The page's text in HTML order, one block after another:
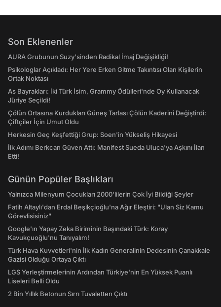
Son Eklenenler
AURA Grubunun Suzy'sinden Radikal İmaj Değişikliği!
Psikologlar Açıkladı: Her Yere Erken Gitme Takıntısı Olan Kişilerin
Ortak Noktası
As Bayrakları: İki Türk İsim, Grammy Ödülleri'nde Oy Kullanacak
Jüriye Seçildi!
Çölün Ortasına Kurdukları Güneş Tarlası Çölün Kaderini Değiştirdi:
Çiftçiler İçin Umut Oldu
Herkesin Geç Keşfettiği Grup: Soen'in Yükseliş Hikayesi
İlk Adımı Berkcan Güven Attı: Manifest Sueda Uluca'ya Aşkını İlan
Etti!
Günün Popüler Başlıkları
Yalnızca Milenyum Çocukları 2000'lilerin Çok İyi Bildiği Şeyler
Fatih Altaylı'dan Erdal Beşikçioğlu'na Ağır Eleştiri: "Ulan Siz Kamu
Görevlisisiniz"
Google'ın Yapay Zeka Biriminin Başındaki Türk: Koray
Kavukçuoğlu'nu Tanıyalım!
Türk Hava Kuvvetleri'nin İlk Kadın Generalinin Dedesinin Çanakkale
Gazisi Olduğu Ortaya Çıktı
LGS Yerleştirmelerinin Ardından Türkiye'nin En Yüksek Puanlı
Liseleri Belli Oldu
2 Bin Yıllık Betonun Sırrı Tuvaletten Çıktı